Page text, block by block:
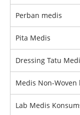
Perban medis
Pita Medis
Dressing Tatu
Medis Non-Woven
Lab Medis